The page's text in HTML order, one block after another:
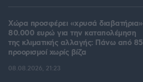
Χώρα προσφέρει «χρυσά διαβατήρια»
80.000 ευρώ για την καταπολέμηση
της κλιματικής αλλαγής: Πάνω από 85
προορισμοί χωρίς βίζα
08.08.2026, 21:23